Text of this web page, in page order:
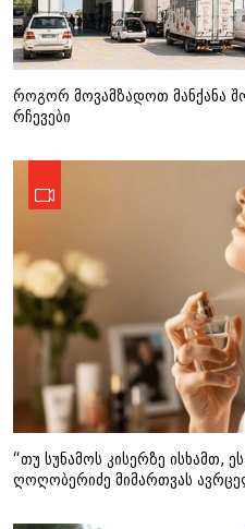
როგორ მოვამზადოთ მანქანა
რჩევები
“თუ სუნამოს კისერზე ისხამთ,
ღოღობერიძე მიმართვას